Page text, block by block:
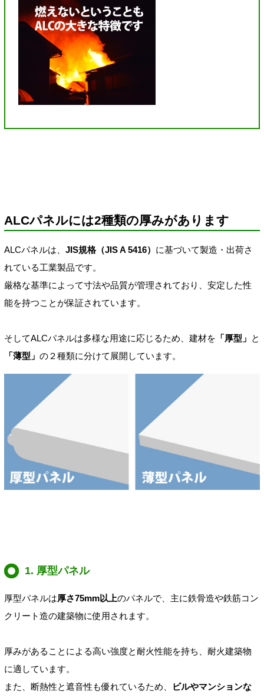
ALCパネルには2種類の厚みがあります
ALCパネルは、 JIS規格（JIS A 5416） に基づいて製造・出荷さ
れている工業製品です。
厳格な基準によって寸法や品質が管理されており、安定した性
能を持つことが保証されています。
そしてALCパネルは多様な用途に応じるため、建材を 「厚型」 と
「薄型」 の２種類に分けて展開しています。
1. 厚型パネル
厚型パネルは厚さ75mm以上のパネルで、主に鉄骨造や鉄筋コン
クリート造の建築物に使用されます。
厚みがあることによる高い強度と耐火性能を持ち、耐火建築物
に適しています。
また、断熱性と遮音性も優れているため、
ビルやマンションな